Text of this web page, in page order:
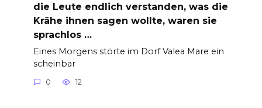
die Leute endlich verstanden, was die
Krähe ihnen sagen wollte, waren sie
sprachlos …
Eines Morgens störte im Dorf Valea Mare ein
scheinbar
0 12